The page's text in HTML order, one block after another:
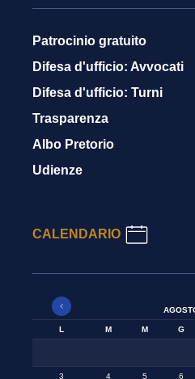
Patrocinio gratuito
Difesa d'ufficio: Avvocati
Difesa d'ufficio: Turni
Trasparenza
Albo Pretorio
Udienze
CALENDARIO
L M M G
3 4 5 6